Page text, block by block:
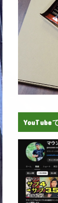
YouTube